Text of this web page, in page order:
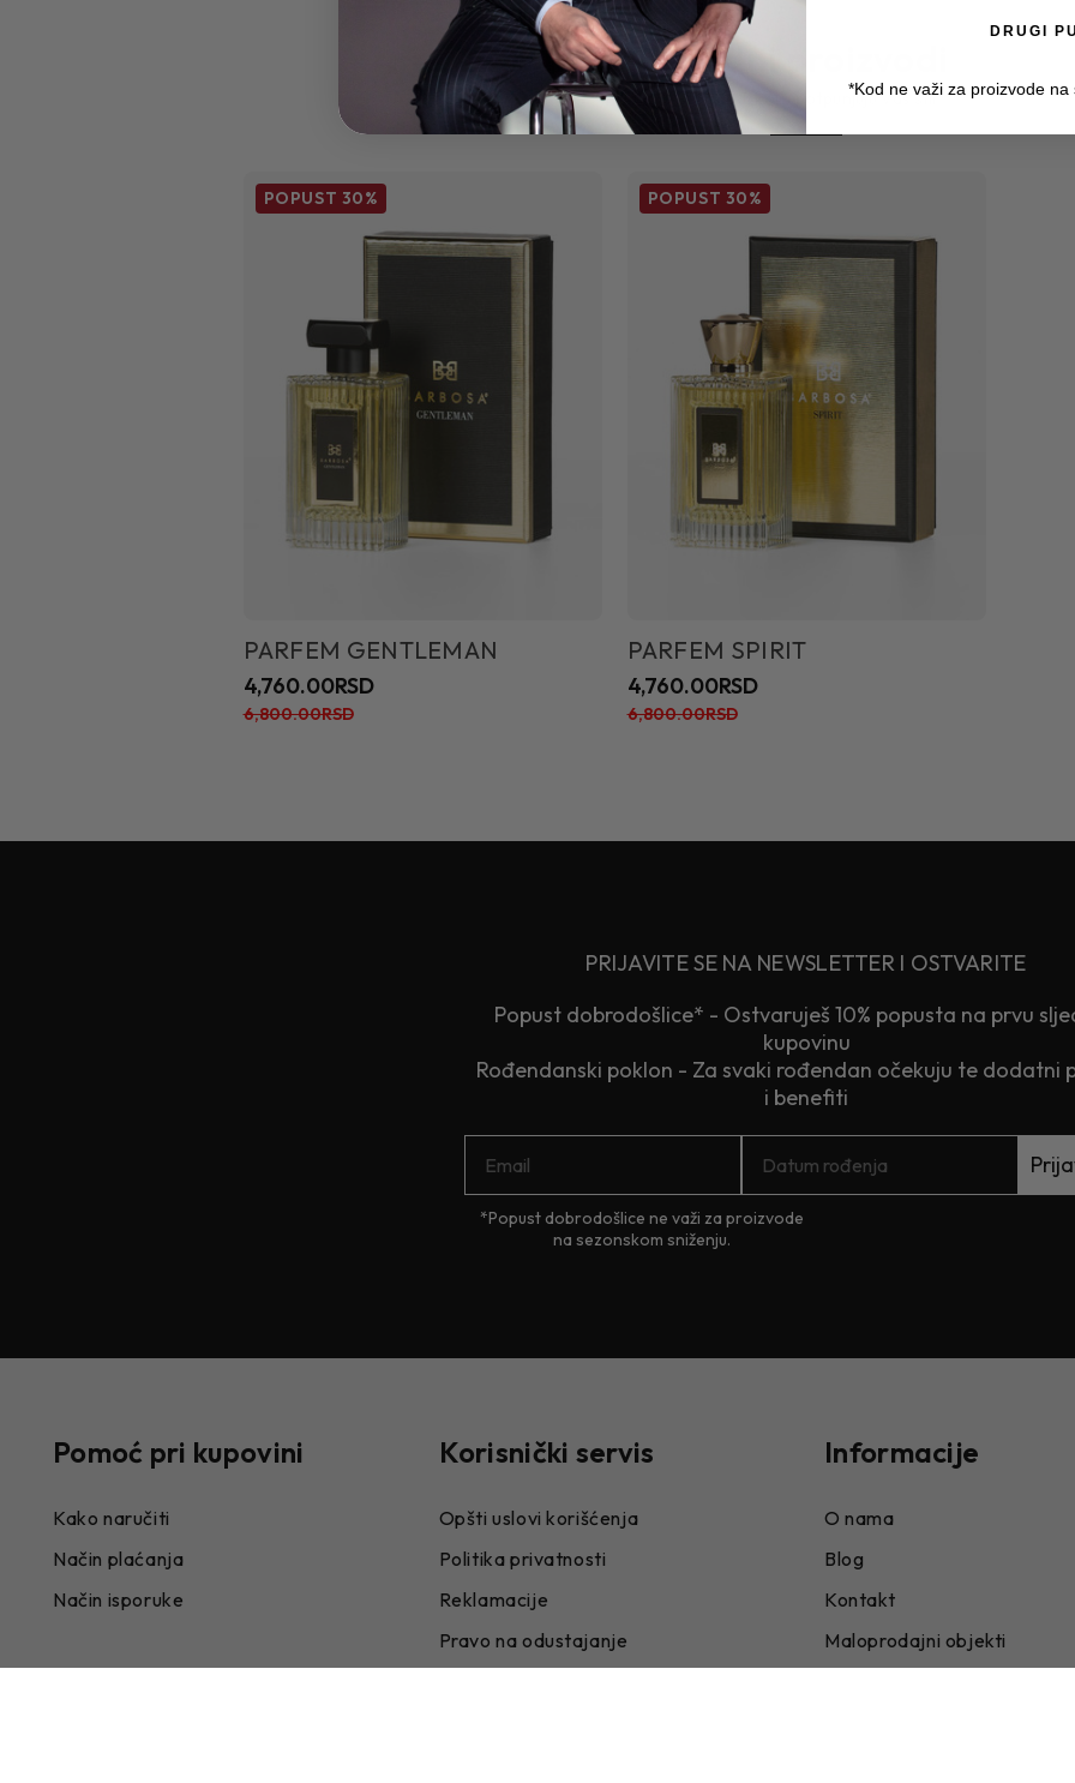
Srodni proizvodi
Proizvodi koji upotpunjuju Vaš stil
POPUST 30%
PARFEM GENTLEMAN
4,760.00RSD
6,800.00RSD
POPUST 30%
PARFEM SPIRIT
4,760.00RSD
6,800.00RSD
PRIJAVITE SE NA NEWSLETTER I OSTVARITE
Popust dobrodošlice* - Ostvaruješ 10% popusta na prvu
kupovinu
Rođendanski poklon - Za svaki rođendan očekuju te dodatni
i benefiti
*Popust dobrodošlice ne važi za proizvode
na sezonskom sniženju.
Pomoć pri kupovini
Kako naručiti
Način plaćanja
Način isporuke
Korisnički servis
Opšti uslovi korišćenja
Politika privatnosti
Reklamacije
Pravo na odustajanje
Informacije
O nama
Blog
Kontakt
Maloprodajni objekti
DRUGI
*Kod ne važi za proizvode na